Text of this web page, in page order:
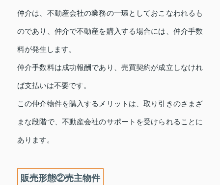
仲介は、不動産会社の業務の一環としておこなわれるも
のであり、仲介で不動産を購入する場合には、仲介手数
料が発生します。
仲介手数料は成功報酬であり、売買契約が成立しなけれ
ば支払いは不要です。
この仲介物件を購入するメリットは、取り引きのさまざ
まな段階で、不動産会社のサポートを受けられることに
あります。
販売形態②売主物件